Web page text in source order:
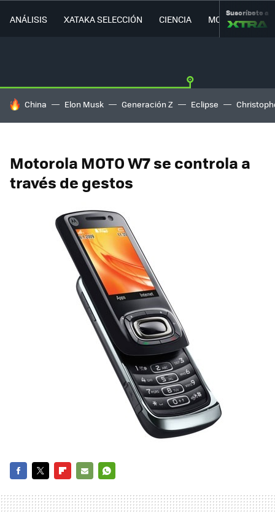
ANÁLISIS XATAKA SELECCIÓN CIENCIA MOVILIDAD
Suscríbete a
HOY SE HABLA DE
China Elon Musk Generación Z Eclipse
Motorola MOTO W7 se controla a
través de gestos
MAIL